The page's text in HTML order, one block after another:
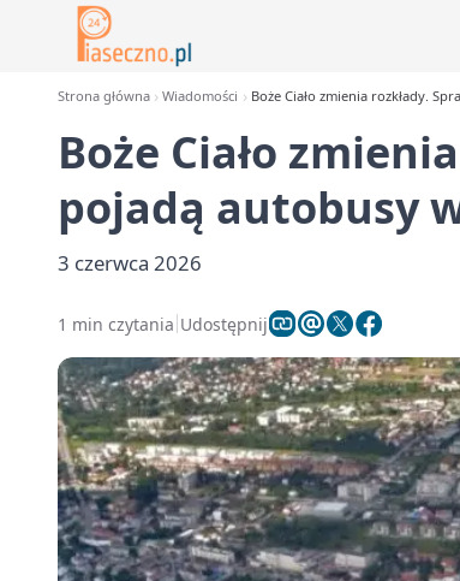
Strona główna Wiadomości Boże Ciało zmienia rozkłady.
Boże Ciało
pojadą autobusy
3 czerwca 2026
1 min czytania Udostępnij